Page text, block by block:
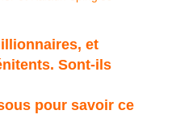
et
Sont-ils
pour savoir ce